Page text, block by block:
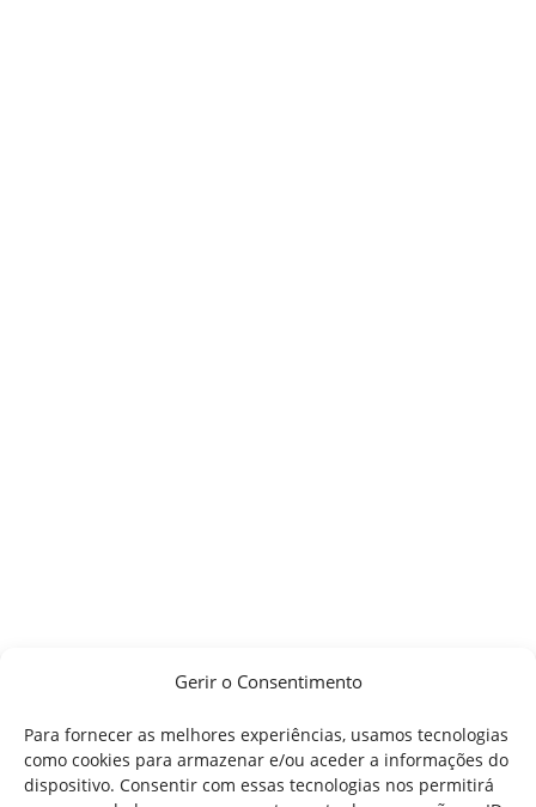
Gerir o Consentimento
Para fornecer as melhores experiências, usamos tecnologias
como cookies para armazenar e/ou aceder a informações do
dispositivo. Consentir com essas tecnologias nos permitirá